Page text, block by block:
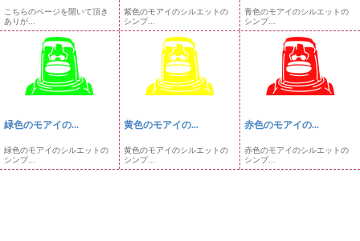
こちらのページを開いて頂き
ありが...
紫色のモアイのシルエットの
シンプ...
青色のモアイのシルエットの
シンプ...
緑色のモアイの...
緑色のモアイのシルエットの
シンプ...
黄色のモアイの...
黄色のモアイのシルエットの
シンプ...
赤色のモアイの...
赤色のモアイのシルエットの
シンプ...